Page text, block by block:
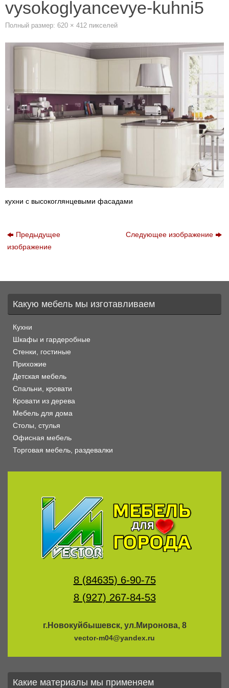
vysokoglyancevye-kuhni5
Полный размер: 620 × 412 пикселей
кухни с высокоглянцевыми фасадами
Предыдущее
изображение
Следующее изображение
Какую мебель мы изготавливаем
Кухни
Шкафы и гардеробные
Стенки, гостиные
Прихожие
Детская мебель
Спальни, кровати
Кровати из дерева
Мебель для дома
Столы, стулья
Офисная мебель
Торговая мебель, раздевалки
8 (84635) 6-90-75
8 (927) 267-84-53
г.Новокуйбышевск, ул.Миронова, 8
vector-m04@yandex.ru
Какие материалы мы применяем